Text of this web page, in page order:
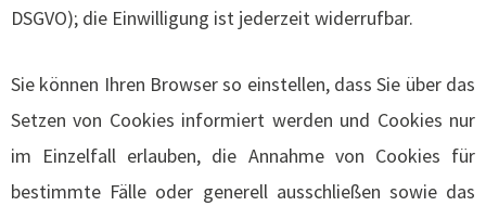
DSGVO); die Einwilligung ist jederzeit widerrufbar.
Sie können Ihren Browser so einstellen, dass Sie über das
Setzen von Cookies informiert werden und Cookies nur
im Einzelfall erlauben, die Annahme von Cookies für
bestimmte Fälle oder generell ausschließen sowie das